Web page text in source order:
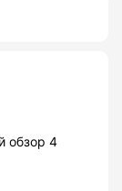
обзор 4